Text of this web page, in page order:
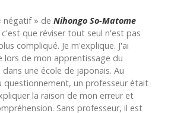
négatif » de Nihongo So-Matome
c'est que réviser tout seul n'est pas
compliqué. Je m'explique. J'ai
lors de mon apprentissage du
une école de japonais. Au
questionnement, un professeur était
la raison de mon erreur et
Sans professeur, il est